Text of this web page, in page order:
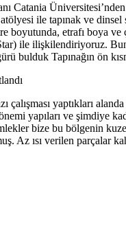
Catania
atölyesi ile tapınak ve
boyutunda, etrafı boya
ile ilişkilendiriyoruz.
bulduk Tapınağın ön
çalışması yaptıkları
yapıları ve şimdiye
bize bu bölgenin
Az ısı verilen parçalar